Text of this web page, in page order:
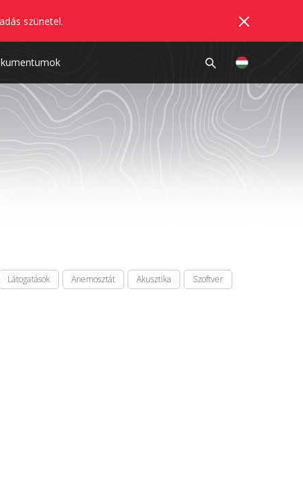
szünetel.
Látogatások Anemosztát Akusztika
Szoftver